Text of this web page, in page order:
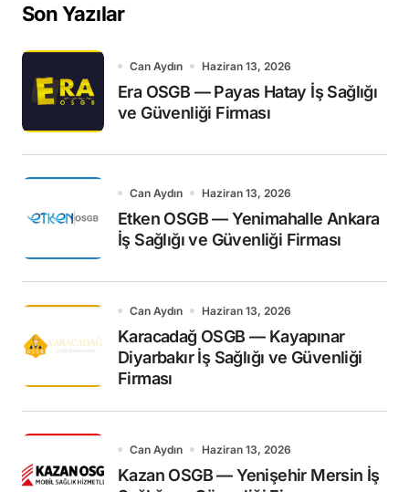
Son Yazılar
Can Aydın Haziran 13, 2026
Era OSGB — Payas Hatay İş Sağlığı
ve Güvenliği Firması
Can Aydın Haziran 13, 2026
Etken OSGB — Yenimahalle Ankara
İş Sağlığı ve Güvenliği Firması
Can Aydın Haziran 13, 2026
Karacadağ OSGB — Kayapınar
Diyarbakır İş Sağlığı ve Güvenliği
Firması
Can Aydın Haziran 13, 2026
Kazan OSGB — Yenişehir Mersin İş